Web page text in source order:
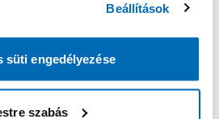
Beállítások
süti engedélyezése
szabás